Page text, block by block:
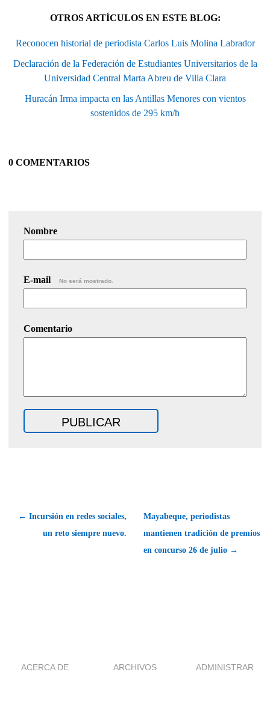
OTROS ARTÍCULOS EN ESTE BLOG:
Reconocen historial de periodista Carlos Luis Molina Labrador
Declaración de la Federación de Estudiantes Universitarios de la
Universidad Central Marta Abreu de Villa Clara
Huracán Irma impacta en las Antillas Menores con vientos
sostenidos de 295 km/h
0 COMENTARIOS
Nombre
E-mail No será mostrado.
Comentario
← Incursión en redes sociales,
un reto siempre nuevo.
Mayabeque, periodistas
mantienen tradición de premios
en concurso 26 de julio →
ACERCA DE ARCHIVOS ADMINISTRAR